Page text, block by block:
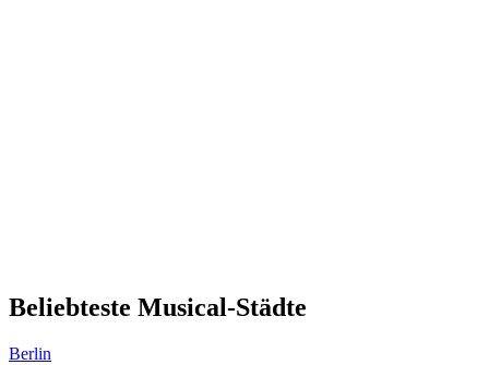
Beliebteste Musical-Städte
Berlin